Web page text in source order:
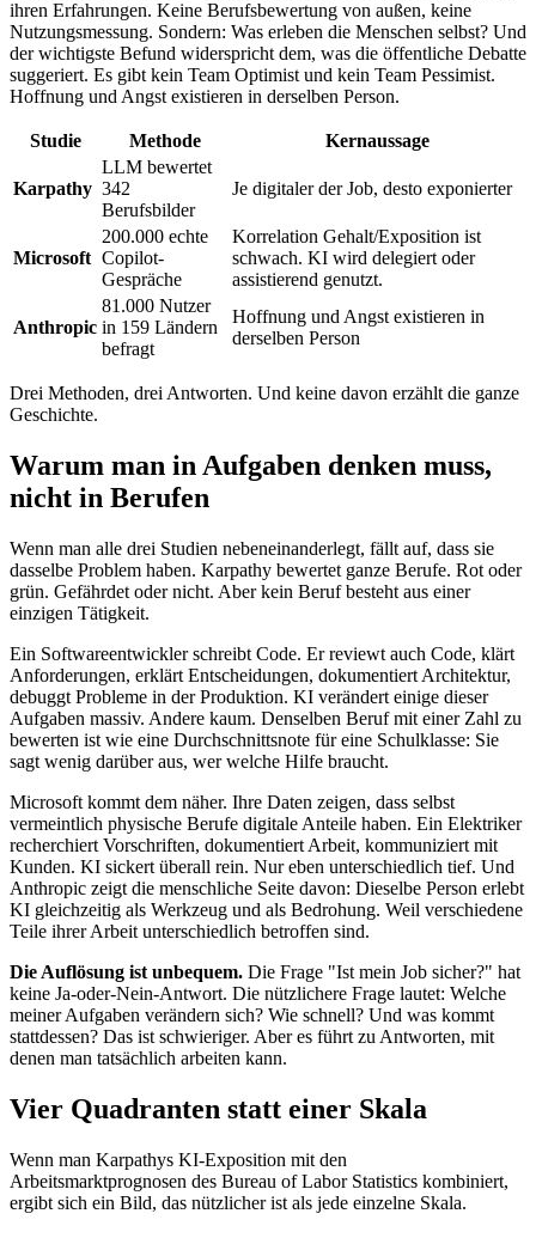
ihren Erfahrungen. Keine Berufsbewertung von außen, keine
Nutzungsmessung. Sondern: Was erleben die Menschen selbst? Und
der wichtigste Befund widerspricht dem, was die öffentliche Debatte
suggeriert. Es gibt kein Team Optimist und kein Team Pessimist.
Hoffnung und Angst existieren in derselben Person.
Studie Methode Kernaussage
Karpathy
LLM bewertet
342
Berufsbilder
Je digitaler der Job, desto exponierter
Microsoft
200.000 echte
Copilot-
Gespräche
Korrelation Gehalt/Exposition ist
schwach. KI wird delegiert oder
assistierend genutzt.
Anthropic
81.000 Nutzer
in 159 Ländern
befragt
Hoffnung und Angst existieren in
derselben Person
Drei Methoden, drei Antworten. Und keine davon erzählt die ganze
Geschichte.
Warum man in Aufgaben denken muss,
nicht in Berufen
Wenn man alle drei Studien nebeneinanderlegt, fällt auf, dass sie
dasselbe Problem haben. Karpathy bewertet ganze Berufe. Rot oder
grün. Gefährdet oder nicht. Aber kein Beruf besteht aus einer
einzigen Tätigkeit.
Ein Softwareentwickler schreibt Code. Er reviewt auch Code, klärt
Anforderungen, erklärt Entscheidungen, dokumentiert Architektur,
debuggt Probleme in der Produktion. KI verändert einige dieser
Aufgaben massiv. Andere kaum. Denselben Beruf mit einer Zahl zu
bewerten ist wie eine Durchschnittsnote für eine Schulklasse: Sie
sagt wenig darüber aus, wer welche Hilfe braucht.
Microsoft kommt dem näher. Ihre Daten zeigen, dass selbst
vermeintlich physische Berufe digitale Anteile haben. Ein Elektriker
recherchiert Vorschriften, dokumentiert Arbeit, kommuniziert mit
Kunden. KI sickert überall rein. Nur eben unterschiedlich tief. Und
Anthropic zeigt die menschliche Seite davon: Dieselbe Person erlebt
KI gleichzeitig als Werkzeug und als Bedrohung. Weil verschiedene
Teile ihrer Arbeit unterschiedlich betroffen sind.
Die Auflösung ist unbequem. Die Frage "Ist mein Job sicher?" hat
keine Ja-oder-Nein-Antwort. Die nützlichere Frage lautet: Welche
meiner Aufgaben verändern sich? Wie schnell? Und was kommt
stattdessen? Das ist schwieriger. Aber es führt zu Antworten, mit
denen man tatsächlich arbeiten kann.
Vier Quadranten statt einer Skala
Wenn man Karpathys KI-Exposition mit den
Arbeitsmarktprognosen des Bureau of Labor Statistics kombiniert,
ergibt sich ein Bild, das nützlicher ist als jede einzelne Skala.